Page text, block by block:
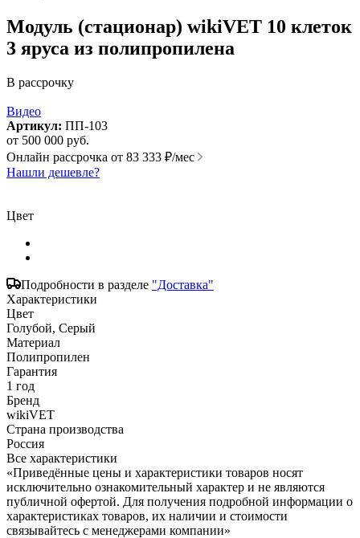
Модуль (стационар) wikiVET 10 клеток
3 яруса из полипропилена
В рассрочку
Видео
Артикул: ПП-103
от 500 000 руб.
Онлайн рассрочка от 83 333 ₽/мес
Нашли дешевле?
Цвет
Подробности в разделе "Доставка"
Характеристики
Цвет
Голубой, Серый
Материал
Полипропилен
Гарантия
1 год
Бренд
wikiVET
Страна производства
Россия
Все характеристики
«Приведённые цены и характеристики товаров носят
исключительно ознакомительный характер и не являются
публичной офертой. Для получения подробной информации о
характеристиках товаров, их наличии и стоимости
связывайтесь с менеджерами компании»